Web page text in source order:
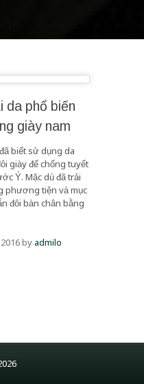
da phổ biến
giày nam
biết sử dụng da
giày để chống tuyết
Ý. Mặc dù đã trải
phương tiện và mục
đôi bàn chân bằng
byadmilo